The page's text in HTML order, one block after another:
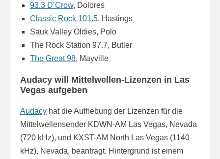
93.3 D’Crow, Dolores
Classic Rock 101.5, Hastings
Sauk Valley Oldies, Polo
The Rock Station 97.7, Butler
The Great 98, Mayville
Audacy will Mittelwellen-Lizenzen in Las
Vegas aufgeben
Audacy hat die Aufhebung der Lizenzen für die
Mittelwellensender KDWN-AM Las Vegas, Nevada
(720 kHz), und KXST-AM North Las Vegas (1140
kHz), Nevada, beantragt. Hintergrund ist einem